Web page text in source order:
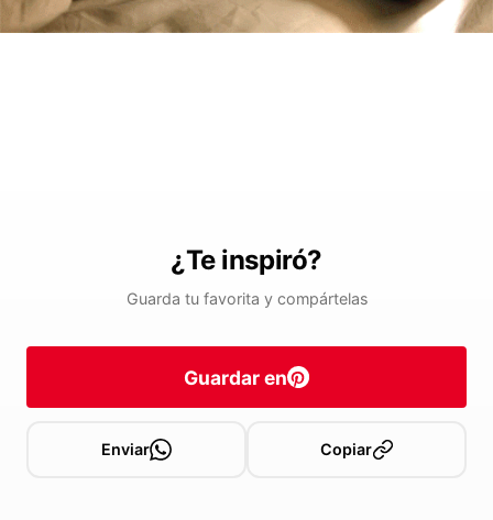
¿Te inspiró?
Guarda tu favorita y compártelas
Guardar en
Enviar Copiar